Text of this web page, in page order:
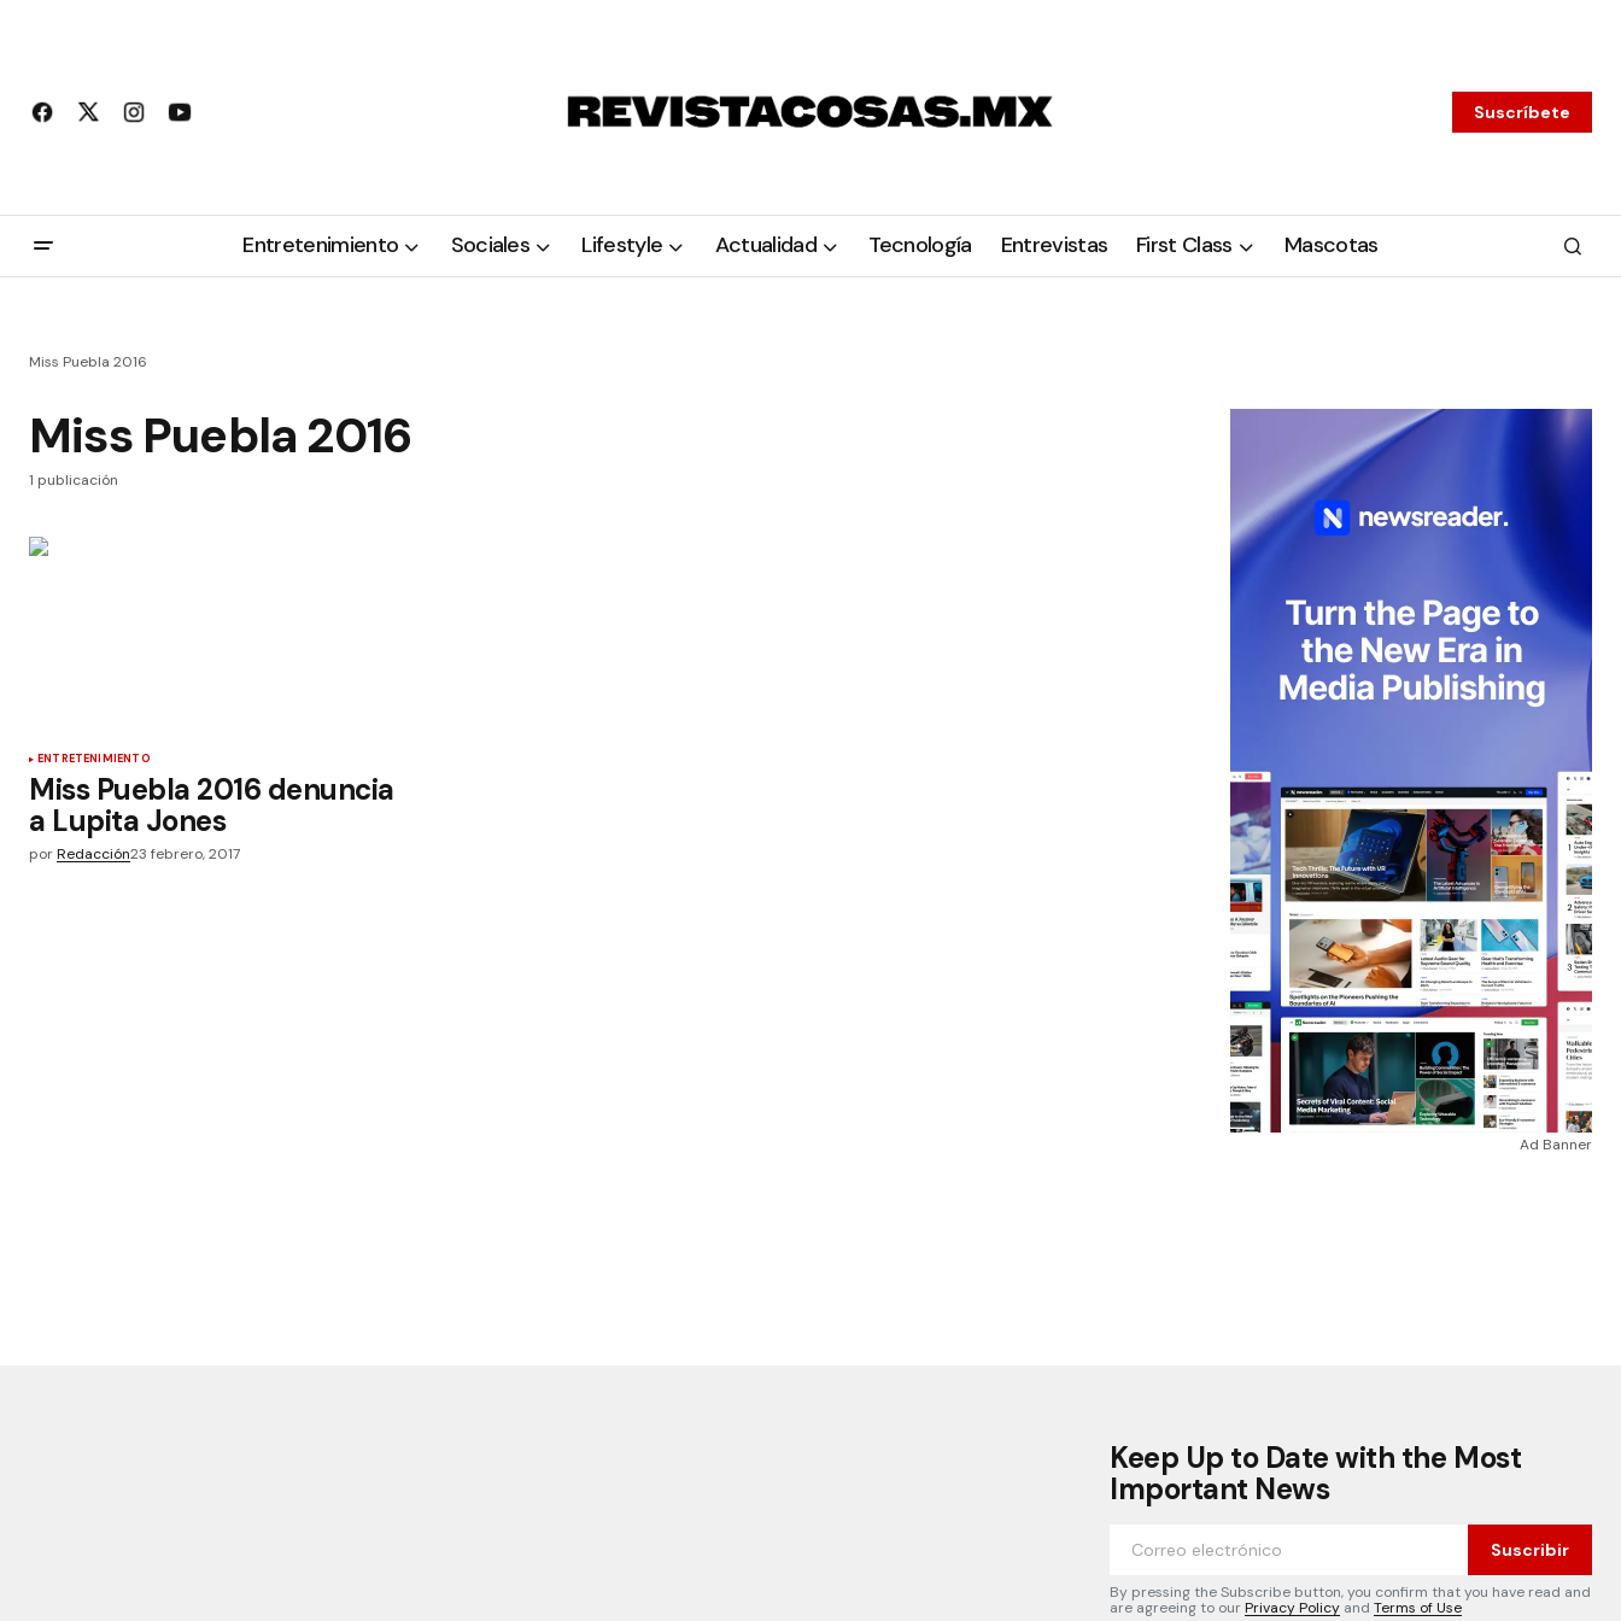
Suscríbete
Entretenimiento Sociales Lifestyle Actualidad Tecnología Entrevistas First Class Mascotas
Miss Puebla 2016
Miss Puebla 2016
1 publicación
ENTRETENIMIENTO
Miss Puebla 2016 denuncia
a Lupita Jones
porRedacción23 febrero, 2017
Ad Banner
Keep Up to Date with the Most
Important News
Suscribir
By pressing the Subscribe button, you confirm that you have read and
are agreeing to ourPrivacy Policy and Terms of Use